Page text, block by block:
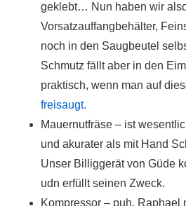
geklebt… Nun haben wir
Vorsatzauffangbehälter,
noch in den Saugbeutel
Schmutz fällt aber in den
praktisch, wenn man auf
freisaugt.
Mauernutfräse – ist
und akurater als mit Hand
Unser Billiggerät von Güde
udn erfüllt seinen Zweck.
Kompressor – puh. Raphael